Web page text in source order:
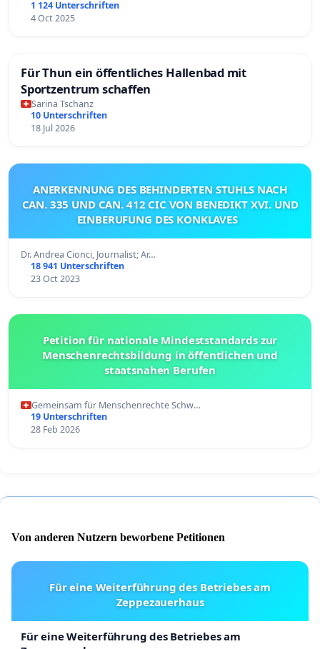
1 124 Unterschriften
4 Oct 2025
Für Thun ein öffentliches Hallenbad mit
Sportzentrum schaffen
Sarina Tschanz
10 Unterschriften
18 Jul 2026
ANERKENNUNG DES BEHINDERTEN STUHLS NACH
CAN. 335 UND CAN. 412 CIC VON BENEDIKT XVI. UND
EINBERUFUNG DES KONKLAVES
Dr. Andrea Cionci, Journalist; Ar…
18 941 Unterschriften
23 Oct 2023
Petition für nationale Mindeststandards zur
Menschenrechtsbildung in öffentlichen und
staatsnahen Berufen
Gemeinsam für Menschenrechte Schw…
19 Unterschriften
28 Feb 2026
Von anderen Nutzern beworbene Petitionen
Für eine Weiterführung des Betriebes am
Zeppezauerhaus
Für eine Weiterführung des Betriebes am